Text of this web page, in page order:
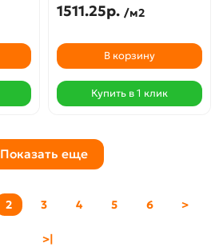
1511.25р. /м2
В корзину
Купить в 1 клик
Показать еще
2 3 4 5 6 >
>|